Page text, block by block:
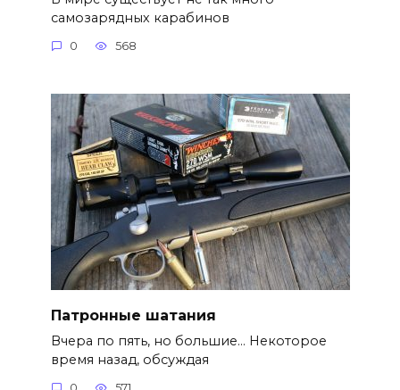
самозарядных карабинов
0 568
Патронные шатания
Вчера по пять, но большие… Некоторое
время назад, обсуждая